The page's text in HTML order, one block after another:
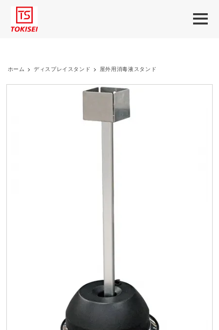
ホーム > ディスプレイスタンド > 屋外用消毒液スタンド